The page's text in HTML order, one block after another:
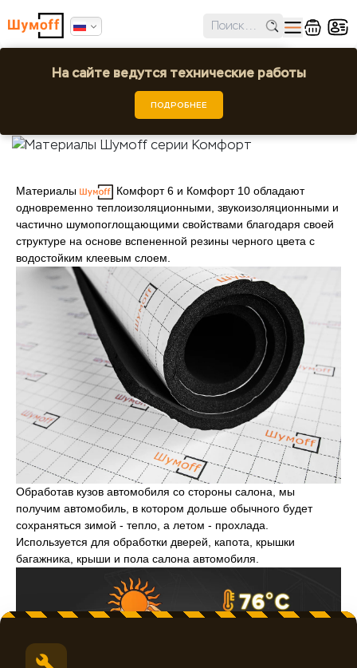
Ошибка поиска региона!
Выбрать город или регион
Материалы Шумoff серии Комфорт
Материалы Шумoff серии Комфорт
Материалы
Комфорт 6 и Комфорт 10 обладают
одновременно теплоизоляционными, звукоизоляционными и
частично шумопоглощающими свойствами благодаря своей
структуре на основе вспененной резины черного цвета с
водостойким клеевым слоем.
Обработав кузов автомобиля со стороны салона, мы
получим автомобиль, в котором дольше обычного будет
сохраняться зимой - тепло, а летом - прохлада.
Используется для обработки дверей, капота, крышки
багажника, крыши и пола салона автомобиля.
На сайте ведутся технические работы
ПОДРОБНЕЕ